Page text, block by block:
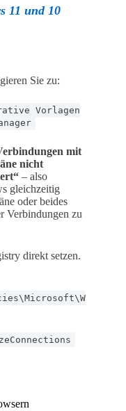
11 und 10
Sie zu:
Vorlagen
mit
nicht
– also
gleichzeitig
oder beides
Verbindungen zu
direkt setzen.